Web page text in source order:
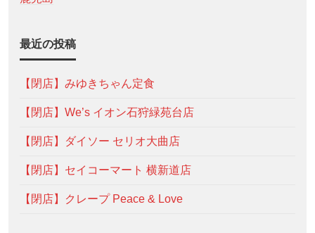
最近の投稿
【閉店】みゆきちゃん定食
【閉店】We’s イオン石狩緑苑台店
【閉店】ダイソー セリオ大曲店
【閉店】セイコーマート 横新道店
【閉店】クレープ Peace & Love